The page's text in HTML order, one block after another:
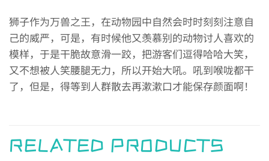
狮子作为万兽之王，在动物园中自然会时时刻刻注意自
己的威严，可是，有时候他又羡慕别的动物讨人喜欢的
模样，于是干脆故意滑一跤，把游客们逗得哈哈大笑，
又不想被人笑腰腿无力，所以开始大吼。吼到喉咙都干
了，但是，得等到人群散去再漱漱口才能保存颜面啊！
RELATED PRODUCTS